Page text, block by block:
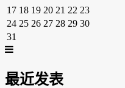
17 18 19 20 21 22 23
24 25 26 27 28 29 30
31
最近发表